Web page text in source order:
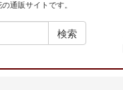
通販サイトです。
検索